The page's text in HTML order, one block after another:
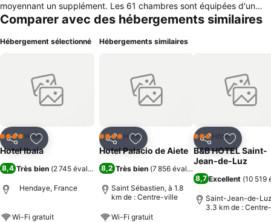
moyennant un supplément. Les 61 chambres sont équipées d'un
balcon avec mobilier, de la climatisation, d'un téléviseur avec
jardin ou bien sur la piscine, le port et les montagnes. Les salles-de-
mètres de l'Hotel Ibaia. Saint-Jean-de-Luz est situé à 14 kilomètres.
Fontarrabie, ville fortifiée d'Espagne, est à 10 kilomètres de
l'établissement. L'Hotel Ibaia, classé 3 étoiles, est situé sur la côte
d'Hendaye. Le petit-déjeuner buffet est servi chaque matin. Le
restaurant l'Embata propose une cuisine du marché et de délicieux
plats de viande.
Comparer avec des hébergements similaires
Hébergement sélectionné
PartagerAjouter à mes favoris
4 ÉtoilesHôtel
Hotel Ibaia
8,4 Très bien (2 745 évaluations)
Hendaye, France
Wi-Fi gratuit
Hébergements similaires
PartagerAjouter à mes favoris
4 ÉtoilesHôtel
Hotel Palacio de Aiete
8,2 Très bien (7 856 évaluations
Saint Sébastien, à 1.8
km de : Centre-ville
Wi-Fi gratuit
PartagerAjouter
3 ÉtoilesHôtel
B&B HOTEL Saint-
Jean-de-Luz
8,7 Excellent (10 519
Saint-Jean-de-
3.3 km de :